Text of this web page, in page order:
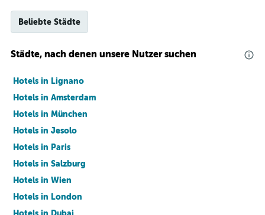
Beliebte Städte
Städte, nach denen unsere Nutzer suchen
Hotels in Lignano
Hotels in Amsterdam
Hotels in München
Hotels in Jesolo
Hotels in Paris
Hotels in Salzburg
Hotels in Wien
Hotels in London